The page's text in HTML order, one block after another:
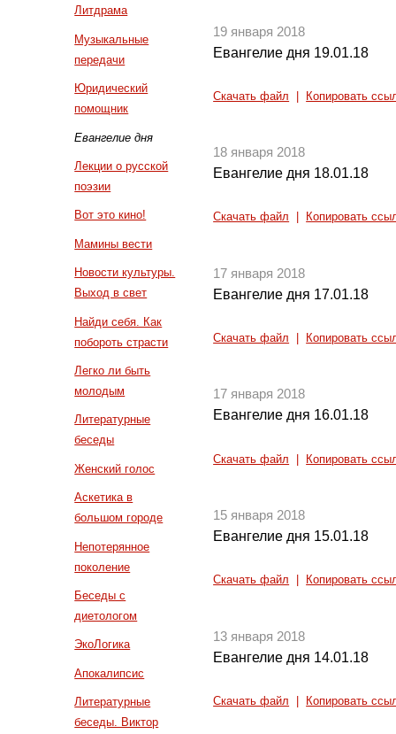
Литдрама
Музыкальные
передачи
Юридический
помощник
Евангелие дня
Лекции о русской
поэзии
Вот это кино!
Мамины вести
Новости культуры.
Выход в свет
Найди себя. Как
побороть страсти
Легко ли быть
молодым
Литературные
беседы
Женский голос
Аскетика в
большом городе
Непотерянное
поколение
Беседы с
диетологом
ЭкоЛогика
Апокалипсис
Литературные
беседы. Виктор
19 января 2018
Евангелие дня 19.01.18
Скачать файл Копировать
18 января 2018
Евангелие дня 18.01.18
Скачать файл Копировать
17 января 2018
Евангелие дня 17.01.18
Скачать файл Копировать
17 января 2018
Евангелие дня 16.01.18
Скачать файл Копировать
15 января 2018
Евангелие дня 15.01.18
Скачать файл Копировать
13 января 2018
Евангелие дня 14.01.18
Скачать файл Копировать